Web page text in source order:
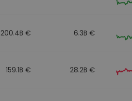
200.4B € 6.3B €
159.1B € 28.2B €